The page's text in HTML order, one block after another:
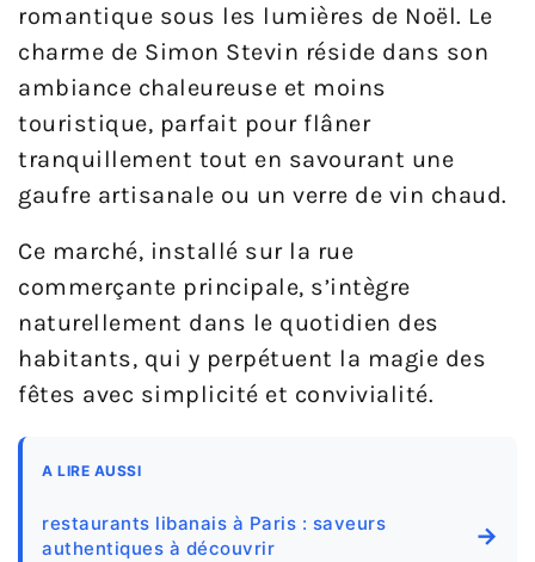
romantique sous les lumières de Noël. Le
charme de Simon Stevin réside dans son
ambiance chaleureuse et moins
touristique, parfait pour flâner
tranquillement tout en savourant une
gaufre artisanale ou un verre de vin chaud.
Ce marché, installé sur la rue
commerçante principale, s’intègre
naturellement dans le quotidien des
habitants, qui y perpétuent la magie des
fêtes avec simplicité et convivialité.
A LIRE AUSSI
restaurants libanais à Paris : saveurs
authentiques à découvrir
→